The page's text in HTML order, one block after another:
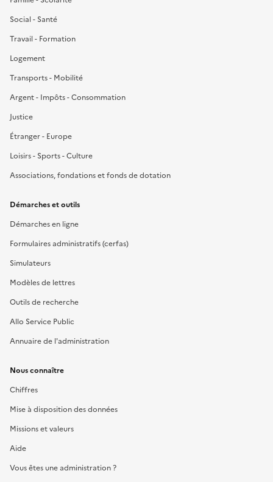
Social - Santé
Travail - Formation
Logement
Transports - Mobilité
Argent - Impôts - Consommation
Justice
Étranger - Europe
Loisirs - Sports - Culture
Associations, fondations et fonds de dotation
Démarches et outils
Démarches en ligne
Formulaires administratifs (cerfas)
Simulateurs
Modèles de lettres
Outils de recherche
Allo Service Public
Annuaire de l'administration
Nous connaître
Chiffres
Mise à disposition des données
Missions et valeurs
Aide
Vous êtes une administration ?